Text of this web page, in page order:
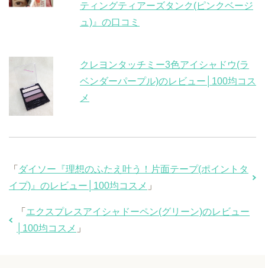
ティングティアーズタンク(ピンクベージ
ュ)』の口コミ
クレヨンタッチミー3色アイシャドウ(ラ
ベンダーパープル)のレビュー│100均コス
メ
「 ダイソー『理想のふたえ叶う！片面テープ(ポイントタ
イプ)』のレビュー│100均コスメ 」
「 エクスプレスアイシャドーペン(グリーン)のレビュー
│100均コスメ 」